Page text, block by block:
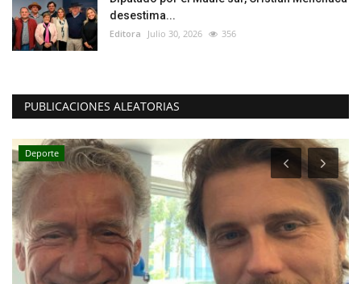
desestima...
Editora Julio 30, 2026 356
PUBLICACIONES ALEATORIAS
Deporte